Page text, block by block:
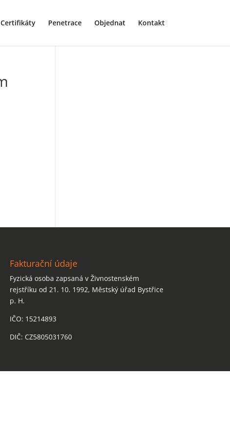
Certifikáty Penetrace Objednat Kontakt
Fakturační údaje
Fyzická osoba zapsaná v Živnostenském
rejstříku od 21. 10. 1992, Městský úřad Bystřice
p. H.
IČO: 15214893
DIČ: CZ5805031760